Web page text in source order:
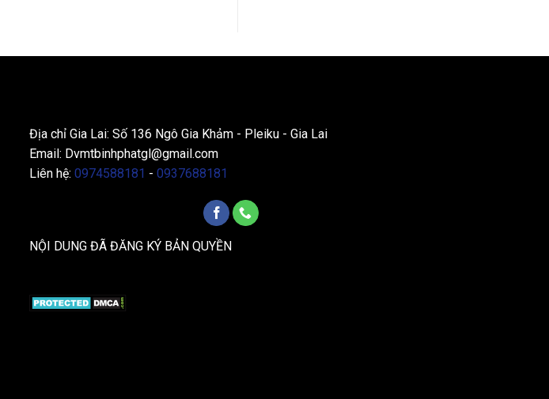
Địa chỉ Gia Lai: Số 136 Ngô Gia Khảm - Pleiku - Gia Lai
Email: Dvmtbinhphatgl@gmail.com
Liên hệ: 0974588181 - 0937688181
NỘI DUNG ĐÃ ĐĂNG KÝ BẢN QUYỀN